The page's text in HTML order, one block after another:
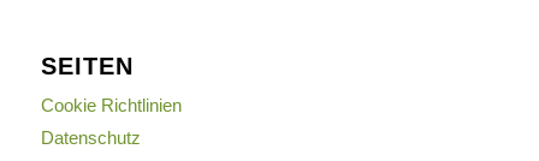
SEITEN
Cookie Richtlinien
Datenschutz